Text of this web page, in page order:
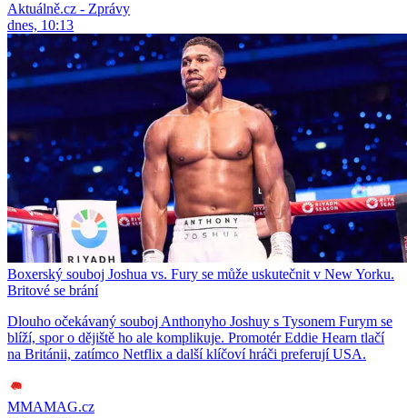
Aktuálně.cz - Zprávy
dnes, 10:13
Boxerský souboj Joshua vs. Fury se může uskutečnit v New Yorku.
Britové se brání
Dlouho očekávaný souboj Anthonyho Joshuy s Tysonem Furym se
blíží, spor o dějiště ho ale komplikuje. Promotér Eddie Hearn tlačí
na Británii, zatímco Netflix a další klíčoví hráči preferují USA.
MMAMAG.cz